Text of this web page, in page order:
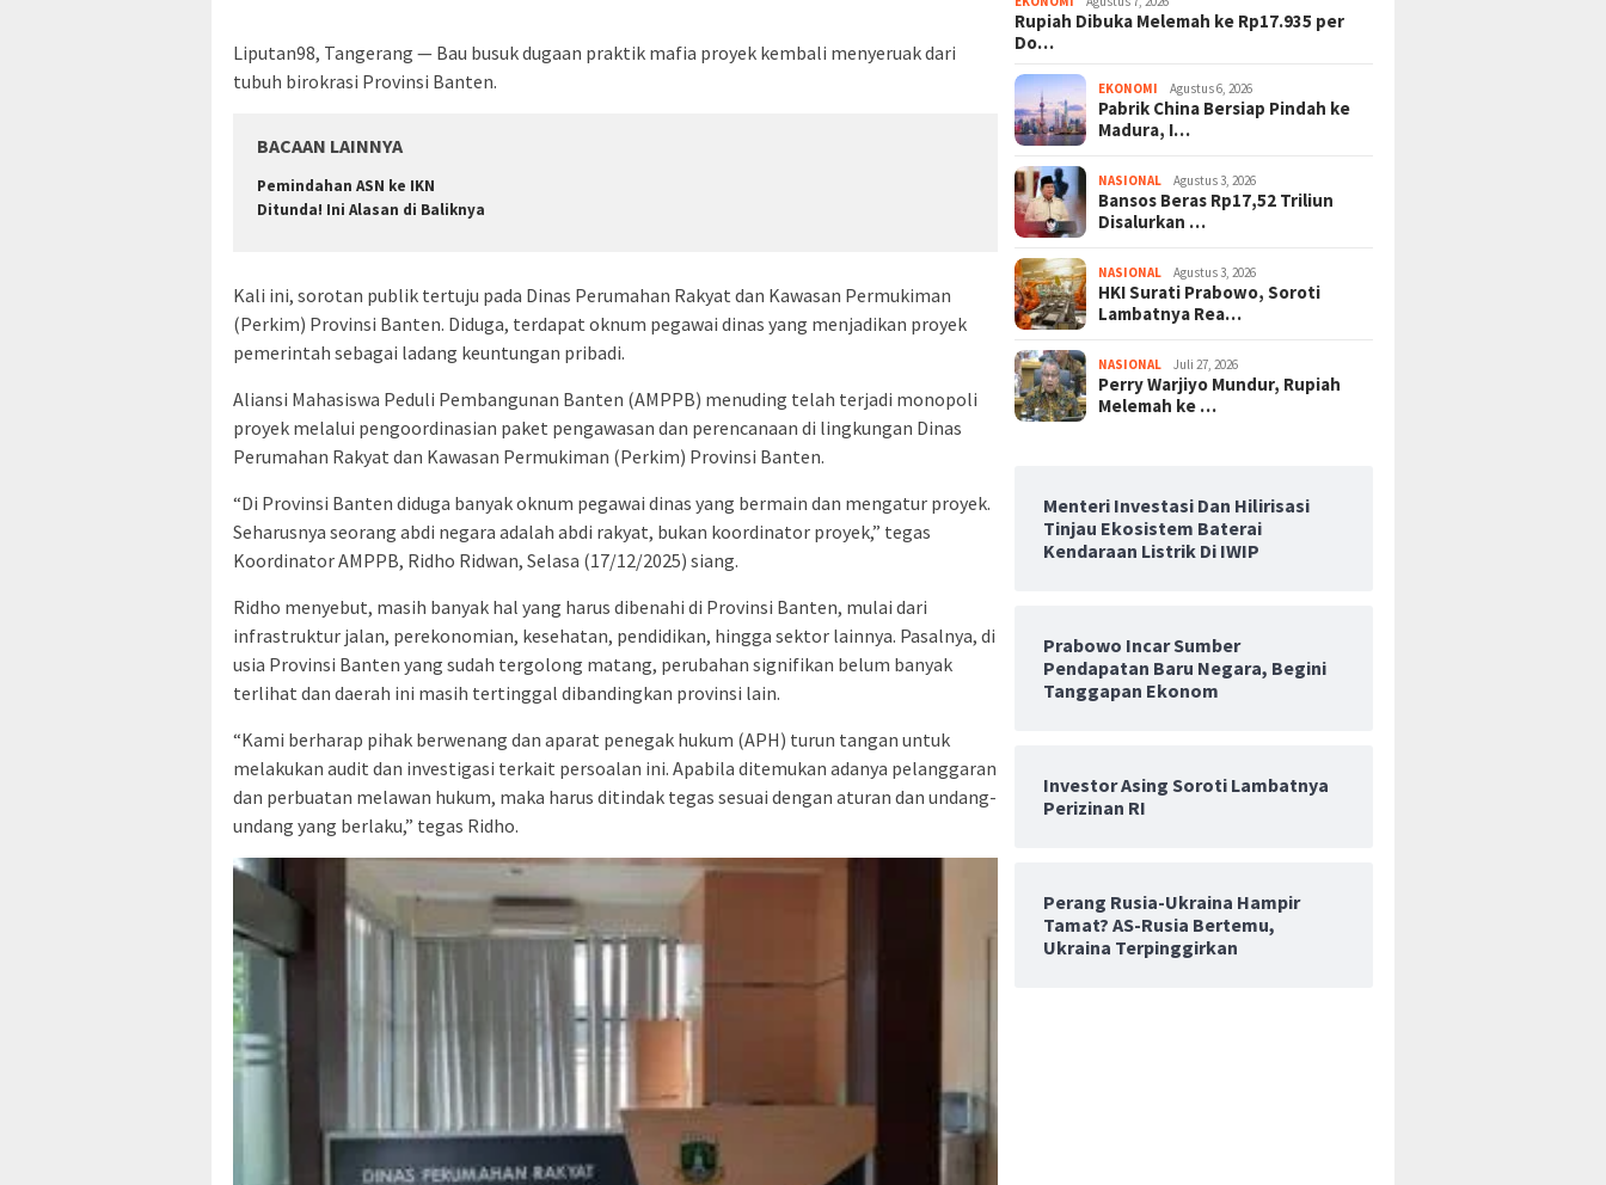
Liputan98, Tangerang — Bau busuk dugaan praktik mafia proyek kembali menyeruak dari
tubuh birokrasi Provinsi Banten.
BACAAN LAINNYA
Pemindahan ASN ke IKN
Ditunda! Ini Alasan di Baliknya
Kali ini, sorotan publik tertuju pada Dinas Perumahan Rakyat dan Kawasan Permukiman
(Perkim) Provinsi Banten. Diduga, terdapat oknum pegawai dinas yang menjadikan proyek
pemerintah sebagai ladang keuntungan pribadi.
Aliansi Mahasiswa Peduli Pembangunan Banten (AMPPB) menuding telah terjadi monopoli
proyek melalui pengoordinasian paket pengawasan dan perencanaan di lingkungan Dinas
Perumahan Rakyat dan Kawasan Permukiman (Perkim) Provinsi Banten.
“Di Provinsi Banten diduga banyak oknum pegawai dinas yang bermain dan mengatur proyek.
Seharusnya seorang abdi negara adalah abdi rakyat, bukan koordinator proyek,” tegas
Koordinator AMPPB, Ridho Ridwan, Selasa (17/12/2025) siang.
Ridho menyebut, masih banyak hal yang harus dibenahi di Provinsi Banten, mulai dari
infrastruktur jalan, perekonomian, kesehatan, pendidikan, hingga sektor lainnya. Pasalnya, di
usia Provinsi Banten yang sudah tergolong matang, perubahan signifikan belum banyak
terlihat dan daerah ini masih tertinggal dibandingkan provinsi lain.
“Kami berharap pihak berwenang dan aparat penegak hukum (APH) turun tangan untuk
melakukan audit dan investigasi terkait persoalan ini. Apabila ditemukan adanya pelanggaran
dan perbuatan melawan hukum, maka harus ditindak tegas sesuai dengan aturan dan undang-
undang yang berlaku,” tegas Ridho.
Rupiah Dibuka Melemah ke Rp17.935 per
Do…
EKONOMI Agustus 6, 2026
Pabrik China Bersiap Pindah ke
Madura, I…
NASIONAL Agustus 3, 2026
Bansos Beras Rp17,52 Triliun
Disalurkan …
NASIONAL Agustus 3, 2026
HKI Surati Prabowo, Soroti
Lambatnya Rea…
NASIONAL Juli 27, 2026
Perry Warjiyo Mundur, Rupiah
Melemah ke …
Menteri Investasi Dan Hilirisasi
Tinjau Ekosistem Baterai
Kendaraan Listrik Di IWIP
Prabowo Incar Sumber
Pendapatan Baru Negara, Begini
Tanggapan Ekonom
Investor Asing Soroti Lambatnya
Perizinan RI
Perang Rusia-Ukraina Hampir
Tamat? AS-Rusia Bertemu,
Ukraina Terpinggirkan